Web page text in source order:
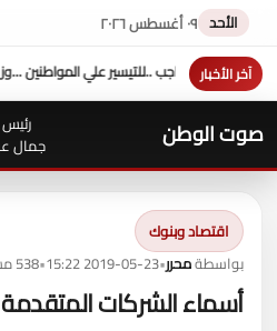
الأحد ٠٩ أغسطس ٢٠٢٦
آخر الأخبار
د....وزير العدل يفتتح محكمة بورفؤاد الجزئية
صوت الوطن
رئيس
جمال
اقتصاد وبنوك
بواسطةمحرر•
2019-05-23 15:22
•538 مشاهدة
أسماء الشركات المتقدمة